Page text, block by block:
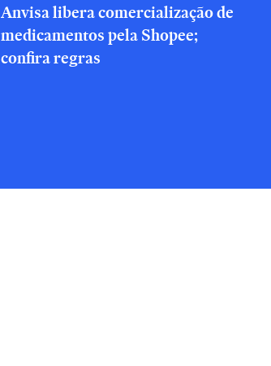
Anvisa libera comercialização de
medicamentos pela Shopee;
confira regras